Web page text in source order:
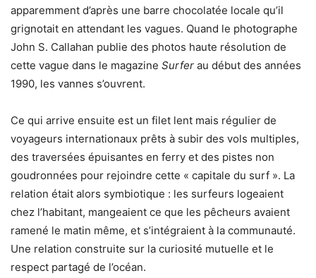
apparemment d’après une barre chocolatée locale qu’il
grignotait en attendant les vagues. Quand le photographe
John S. Callahan publie des photos haute résolution de
cette vague dans le magazine Surfer au début des années
1990, les vannes s’ouvrent.
Ce qui arrive ensuite est un filet lent mais régulier de
voyageurs internationaux prêts à subir des vols multiples,
des traversées épuisantes en ferry et des pistes non
goudronnées pour rejoindre cette « capitale du surf ». La
relation était alors symbiotique : les surfeurs logeaient
chez l’habitant, mangeaient ce que les pêcheurs avaient
ramené le matin même, et s’intégraient à la communauté.
Une relation construite sur la curiosité mutuelle et le
respect partagé de l’océan.